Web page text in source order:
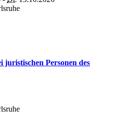
juristischen Personen des